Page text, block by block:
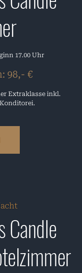
17.00 Uhr
98,- €
Extraklasse inkl.
Candle